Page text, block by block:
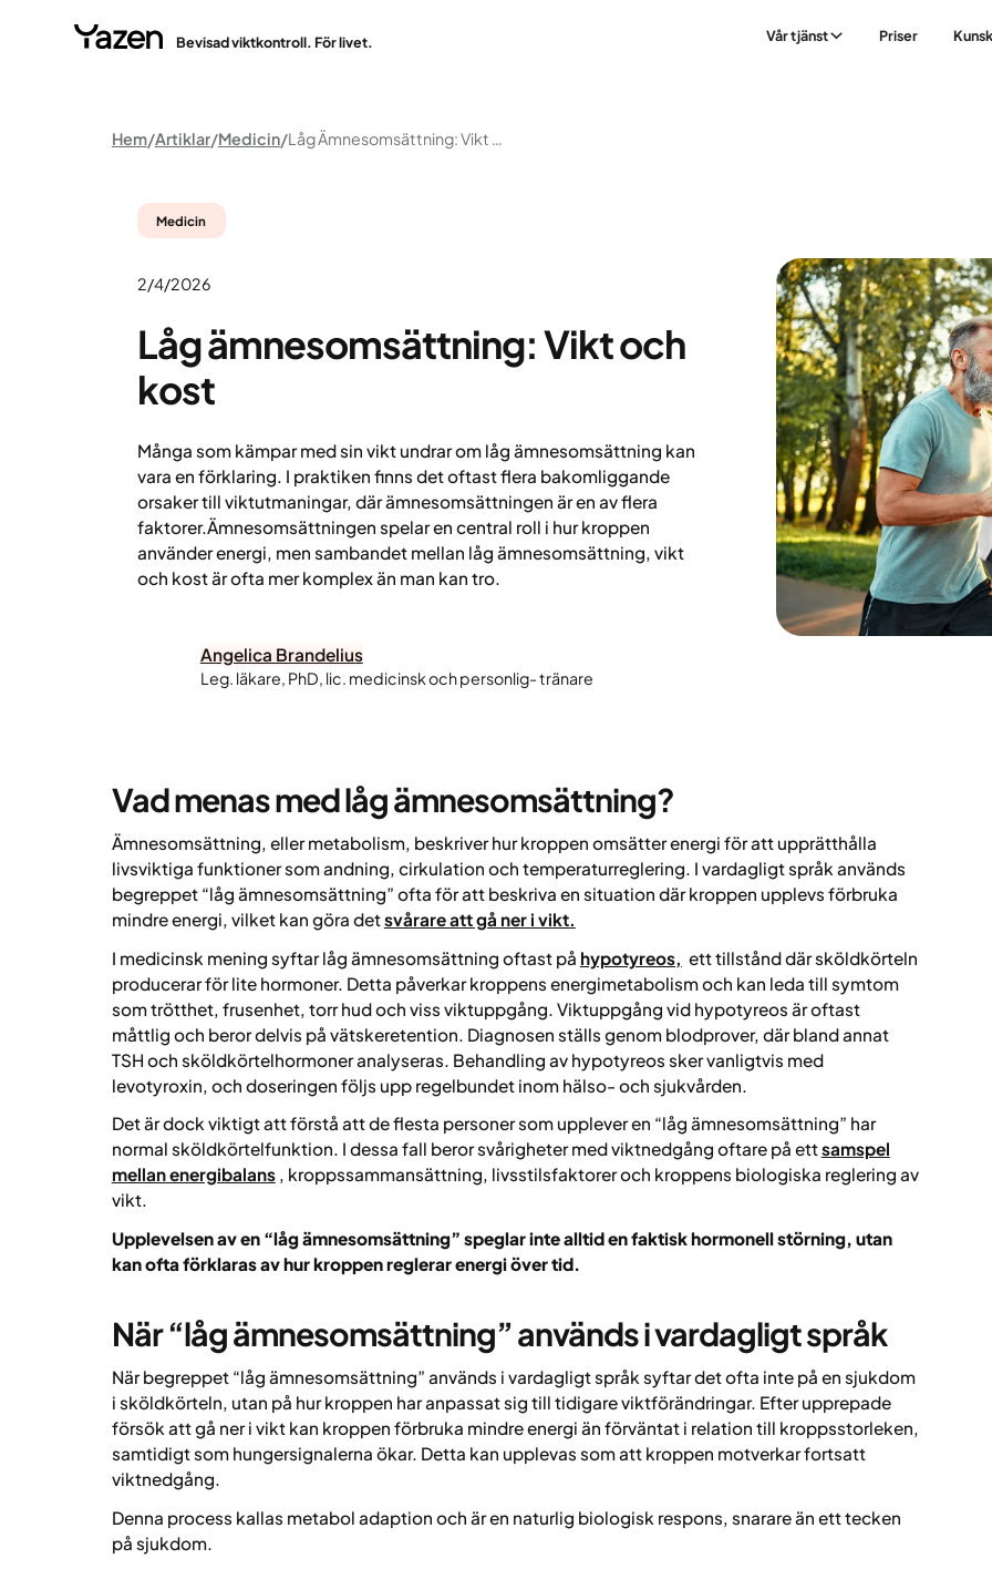
Bevisad viktkontroll. För livet. Vår tjänst Priser
Hem Artiklar Medicin Låg Ämnesomsättning: Vikt Och Kost
Medicin
2/4/2026
Låg ämnesomsättning: Vikt och
kost
Många som kämpar med sin vikt undrar om låg ämnesomsättning kan
vara en förklaring. I praktiken finns det oftast flera bakomliggande
orsaker till viktutmaningar, där ämnesomsättningen är en av flera
faktorer.Ämnesomsättningen spelar en central roll i hur kroppen
använder energi, men sambandet mellan låg ämnesomsättning, vikt
och kost är ofta mer komplex än man kan tro.
Angelica Brandelius
Leg. läkare, PhD, lic. medicinsk och personlig- tränare
Vad menas med låg ämnesomsättning?
Ämnesomsättning, eller metabolism, beskriver hur kroppen omsätter energi för att upprätthålla
livsviktiga funktioner som andning, cirkulation och temperaturreglering. I vardagligt språk används
begreppet “låg ämnesomsättning” ofta för att beskriva en situation där kroppen upplevs förbruka
mindre energi, vilket kan göra detsvårare att gå ner i vikt.
I medicinsk mening syftar låg ämnesomsättning oftast på hypotyreos, ett tillstånd där sköldkörteln
producerar för lite hormoner. Detta påverkar kroppens energimetabolism och kan leda till symtom
som trötthet, frusenhet, torr hud och viss viktuppgång. Viktuppgång vid hypotyreos är oftast
måttlig och beror delvis på vätskeretention. Diagnosen ställs genom blodprover, där bland annat
TSH och sköldkörtelhormoner analyseras. Behandling av hypotyreos sker vanligtvis med
levotyroxin, och doseringen följs upp regelbundet inom hälso- och sjukvården.
Det är dock viktigt att förstå att de flesta personer som upplever en “låg ämnesomsättning” har
normal sköldkörtelfunktion. I dessa fall beror svårigheter med viktnedgång oftare på ettsamspel
mellan energibalans , kroppssammansättning, livsstilsfaktorer och kroppens biologiska reglering av
vikt.
Upplevelsen av en “låg ämnesomsättning” speglar inte alltid en faktisk hormonell störning, utan
kan ofta förklaras av hur kroppen reglerar energi över tid.
När “låg ämnesomsättning” används i vardagligt språk
När begreppet “låg ämnesomsättning” används i vardagligt språk syftar det ofta inte på en sjukdom
i sköldkörteln, utan på hur kroppen har anpassat sig till tidigare viktförändringar. Efter upprepade
försök att gå ner i vikt kan kroppen förbruka mindre energi än förväntat i relation till kroppsstorleken,
samtidigt som hungersignalerna ökar. Detta kan upplevas som att kroppen motverkar fortsatt
viktnedgång.
Denna process kallas metabol adaption och är en naturlig biologisk respons, snarare än ett tecken
på sjukdom.